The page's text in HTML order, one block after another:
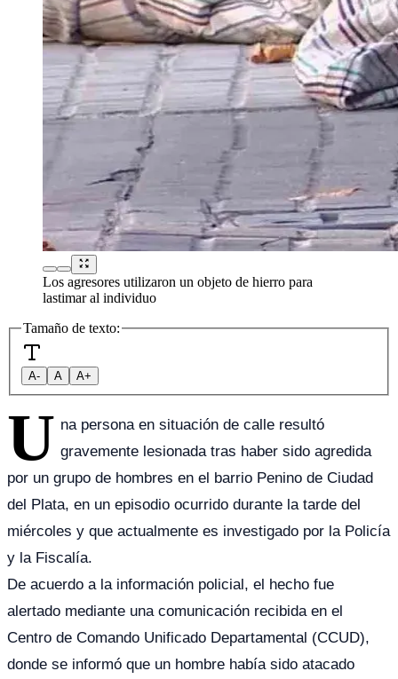
Los agresores utilizaron un objeto de hierro para
lastimar al individuo
Tamaño de texto:
A- A A+
U na persona en situación de calle resultó
gravemente lesionada tras haber sido agredida
por un grupo de hombres en el barrio Penino de Ciudad
del Plata, en un episodio ocurrido durante la tarde del
miércoles y que actualmente es investigado por la Policía
y la Fiscalía.
De acuerdo a la información policial, el hecho fue
alertado mediante una comunicación recibida en el
Centro de Comando Unificado Departamental (CCUD),
donde se informó que un hombre había sido atacado